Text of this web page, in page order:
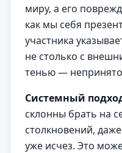
миру, а его
как мы себя
участника
не столько с
тенью —
Системный
склонны брать на
столкновений,
уже исчез. Это